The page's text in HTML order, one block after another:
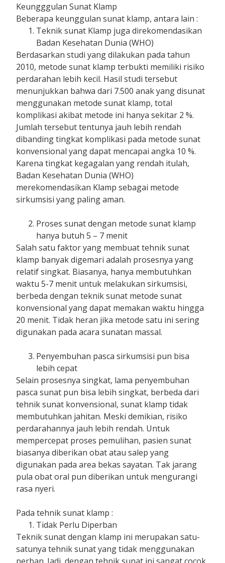
Keungggulan Sunat Klamp
Beberapa keunggulan sunat klamp, antara lain :
Teknik sunat Klamp juga direkomendasikan
Badan Kesehatan Dunia (WHO)
Berdasarkan studi yang dilakukan pada tahun
2010, metode sunat klamp terbukti memiliki risiko
perdarahan lebih kecil. Hasil studi tersebut
menunjukkan bahwa dari 7.500 anak yang disunat
menggunakan metode sunat klamp, total
komplikasi akibat metode ini hanya sekitar 2 %.
Jumlah tersebut tentunya jauh lebih rendah
dibanding tingkat komplikasi pada metode sunat
konvensional yang dapat mencapai angka 10 %.
Karena tingkat kegagalan yang rendah itulah,
Badan Kesehatan Dunia (WHO)
merekomendasikan Klamp sebagai metode
sirkumsisi yang paling aman.
Proses sunat dengan metode sunat klamp
hanya butuh 5 – 7 menit
Salah satu faktor yang membuat tehnik sunat
klamp banyak digemari adalah prosesnya yang
relatif singkat. Biasanya, hanya membutuhkan
waktu 5-7 menit untuk melakukan sirkumsisi,
berbeda dengan teknik sunat metode sunat
konvensional yang dapat memakan waktu hingga
20 menit. Tidak heran jika metode satu ini sering
digunakan pada acara sunatan massal.
Penyembuhan pasca sirkumsisi pun bisa
lebih cepat
Selain prosesnya singkat, lama penyembuhan
pasca sunat pun bisa lebih singkat, berbeda dari
tehnik sunat konvensional, sunat klamp tidak
membutuhkan jahitan. Meski demikian, risiko
perdarahannya jauh lebih rendah. Untuk
mempercepat proses pemulihan, pasien sunat
biasanya diberikan obat atau salep yang
digunakan pada area bekas sayatan. Tak jarang
pula obat oral pun diberikan untuk mengurangi
rasa nyeri.
Pada tehnik sunat klamp :
Tidak Perlu Diperban
Teknik sunat dengan klamp ini merupakan satu-
satunya tehnik sunat yang tidak menggunakan